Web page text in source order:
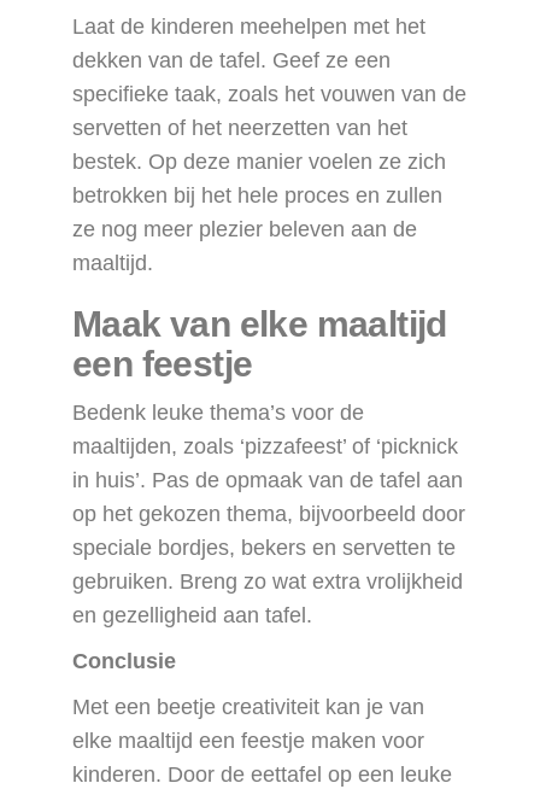
Laat de kinderen meehelpen met het
dekken van de tafel. Geef ze een
specifieke taak, zoals het vouwen van de
servetten of het neerzetten van het
bestek. Op deze manier voelen ze zich
betrokken bij het hele proces en zullen
ze nog meer plezier beleven aan de
maaltijd.
Maak van elke maaltijd
een feestje
Bedenk leuke thema’s voor de
maaltijden, zoals ‘pizzafeest’ of ‘picknick
in huis’. Pas de opmaak van de tafel aan
op het gekozen thema, bijvoorbeeld door
speciale bordjes, bekers en servetten te
gebruiken. Breng zo wat extra vrolijkheid
en gezelligheid aan tafel.
Conclusie
Met een beetje creativiteit kan je van
elke maaltijd een feestje maken voor
kinderen. Door de eettafel op een leuke